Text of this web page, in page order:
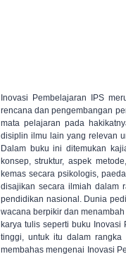
Inovasi Pembelajaran IPS
rencana dan pengembangan
mata pelajaran pada
disiplin ilmu lain yang relevan
Dalam buku ini ditemukan
konsep, struktur, aspek
kemas secara psikologis,
disajikan secara ilmiah dalam
pendidikan nasional. Dunia
wacana berpikir dan
karya tulis seperti buku
tinggi, untuk itu dalam
membahas mengenai Inovasi